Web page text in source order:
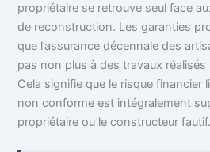
propriétaire se retrouve seul face
de reconstruction. Les garanties
que l’assurance décennale des
pas non plus à des travaux
Cela signifie que le risque financier
non conforme est intégralement
propriétaire ou le constructeur fautif.